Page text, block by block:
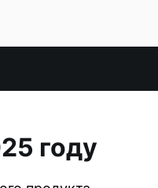
году